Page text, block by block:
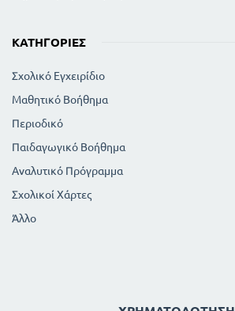
ΚΑΤΗΓΟΡΊΕΣ
Σχολικό Εγχειρίδιο
Μαθητικό Βοήθημα
Περιοδικό
Παιδαγωγικό Βοήθημα
Αναλυτικό Πρόγραμμα
Σχολικοί Χάρτες
Άλλο